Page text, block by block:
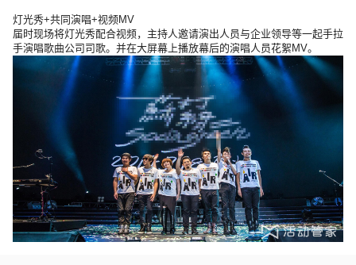
灯光秀+共同演唱+视频MV
届时现场将灯光秀配合视频，主持人邀请演出人员与企业领导等一起手拉
手演唱歌曲公司司歌。并在大屏幕上播放幕后的演唱人员花絮MV。